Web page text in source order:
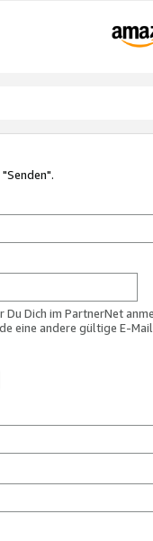
Du Dich im PartnerNet
eine andere gültige E-